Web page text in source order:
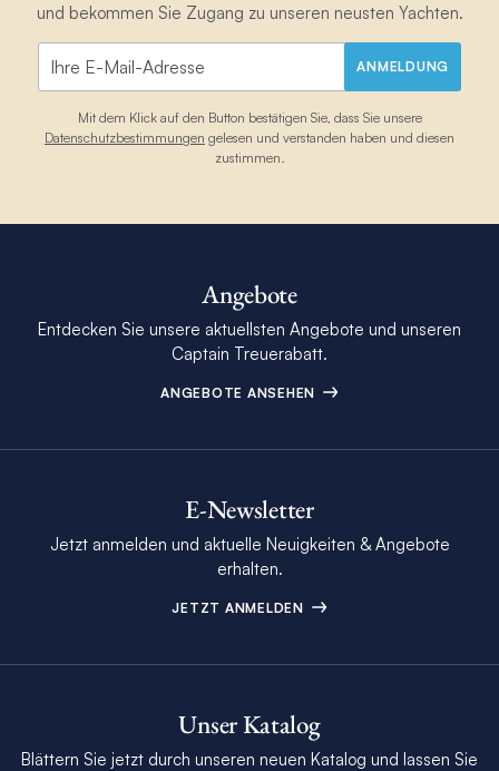
und bekommen Sie Zugang zu unseren neusten Yachten.
ANMELDUNG
Mit dem Klick auf den Button bestätigen Sie, dass Sie unsere
Datenschutzbestimmungen gelesen und verstanden haben und diesen
zustimmen.
Angebote
Entdecken Sie unsere aktuellsten Angebote und unseren
Captain Treuerabatt.
ANGEBOTE ANSEHEN
E-Newsletter
Jetzt anmelden und aktuelle Neuigkeiten & Angebote
erhalten.
JETZT ANMELDEN
Unser Katalog
Blättern Sie jetzt durch unseren neuen Katalog und lassen Sie